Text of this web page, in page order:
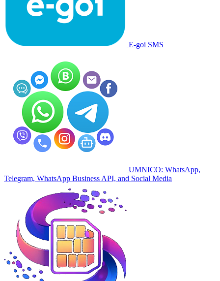
E-goi SMS
UMNICO: WhatsApp,
Telegram, WhatsApp Business API, and Social Media